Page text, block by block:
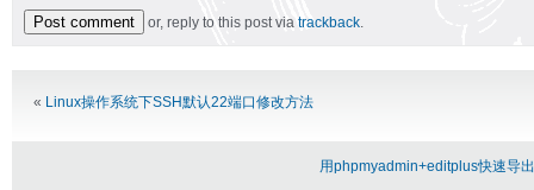
or, reply to this post via trackback.
« Linux操作系统下SSH默认22端口修改方法
用phpmyadmin+editplus快速导